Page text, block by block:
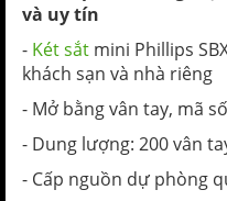
và uy tín
- Két sắt mini Phillips
khách sạn và nhà riêng
- Mở bằng vân tay, mã
- Dung lượng: 200 vân
- Cấp nguồn dự phòng